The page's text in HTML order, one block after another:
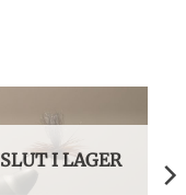
SLUT I LAGER